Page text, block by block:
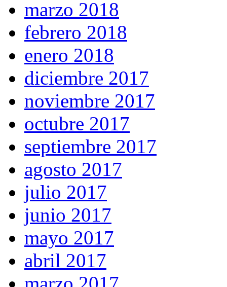
marzo 2018
febrero 2018
enero 2018
diciembre 2017
noviembre 2017
octubre 2017
septiembre 2017
agosto 2017
julio 2017
junio 2017
mayo 2017
abril 2017